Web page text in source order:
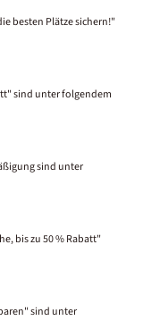
besten Plätze sichern!"
sind unter folgendem
sind unter
bis zu 50 % Rabatt"
sind unter